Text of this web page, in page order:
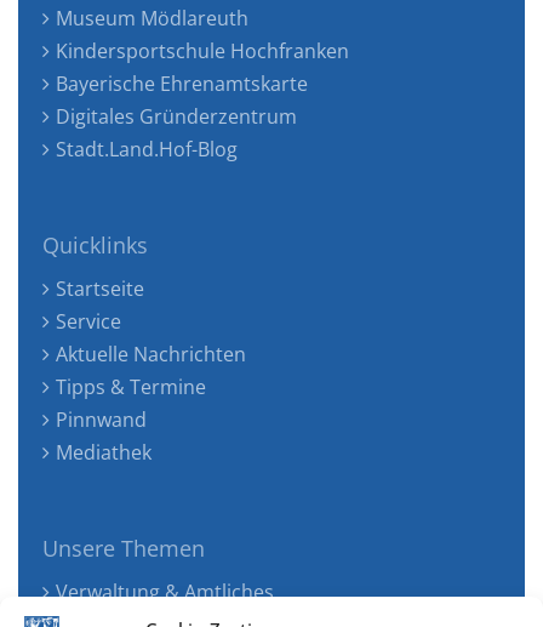
Museum Mödlareuth
Kindersportschule Hochfranken
Bayerische Ehrenamtskarte
Digitales Gründerzentrum
Stadt.Land.Hof-Blog
Quicklinks
Startseite
Service
Aktuelle Nachrichten
Tipps & Termine
Pinnwand
Mediathek
Unsere Themen
Verwaltung & Amtliches